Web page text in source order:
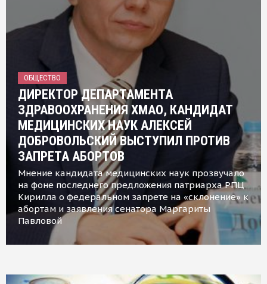
ОБЩЕСТВО
ДИРЕКТОР ДЕПАРТАМЕНТА
ЗДРАВООХРАНЕНИЯ ХМАО, КАНДИДАТ
МЕДИЦИНСКИХ НАУК АЛЕКСЕЙ
ДОБРОВОЛЬСКИЙ ВЫСТУПИЛ ПРОТИВ
ЗАПРЕТА АБОРТОВ
Мнение кандидата медицинских наук прозвучало
на фоне последнего предложения патриарха РПЦ
Кирилла о федеральном запрете на «склонение» к
абортам и заявления сенатора Маргариты
Павловой